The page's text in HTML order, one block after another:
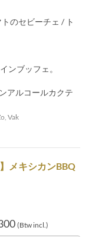
のセビーチェ / ト
ンブッフェ。
アルコールカクテ
Vak
メキシカンBBQ
(Btw incl.)